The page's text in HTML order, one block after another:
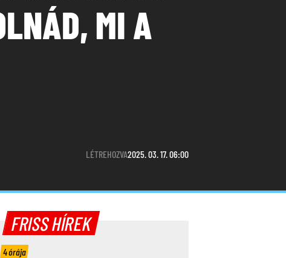
MI A
LÉTREHOZVA2025. 03. 17. 06:00
FRISS HÍREK
4 órája